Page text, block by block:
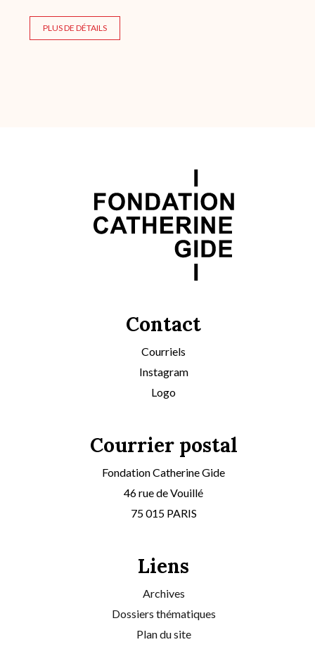
PLUS DE DÉTAILS
Contact
Courriels
Instagram
Logo
Courrier postal
Fondation Catherine Gide
46 rue de Vouillé
75 015 PARIS
Liens
Archives
Dossiers thématiques
Plan du site